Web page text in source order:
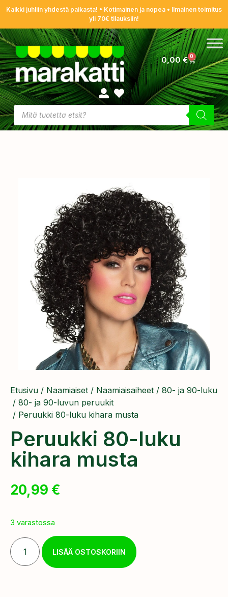
Kaikki juhliin yhdestä paikasta! • Kotimainen ja nopea • Ilmainen toimitus
yli 70€ tilauksiin!
0,00€ 0
Etusivu / Naamiaiset / Naamiaisaiheet / 80- ja 90-luku
/ 80- ja 90-luvun peruukit
/ Peruukki 80-luku kihara musta
Peruukki 80-luku
kihara musta
20,99 €
3 varastossa
LISÄÄ OSTOSKORIIN